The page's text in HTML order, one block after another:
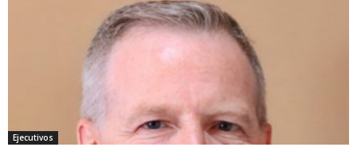
Ejecutivos